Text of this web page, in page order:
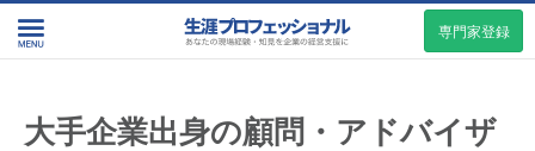
専門家登録
大手企業出身の顧問・アドバイザ